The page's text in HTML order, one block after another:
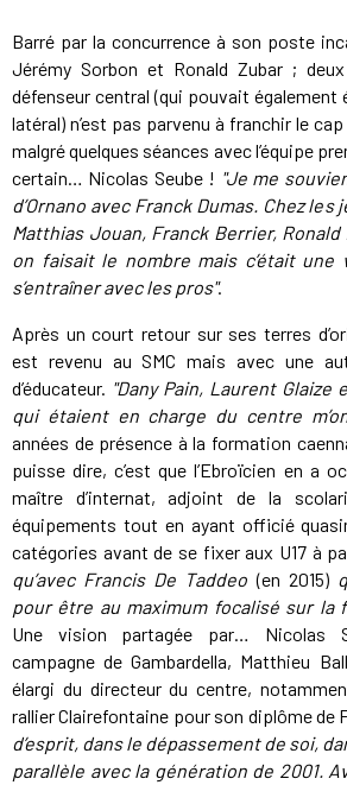
Barré par la concurrence à son poste
Jérémy Sorbon et Ronald Zubar ;
défenseur central (qui pouvait également
latéral) n’est pas parvenu à franchir le
malgré quelques séances avec l’équipe
certain… Nicolas Seube ! "Je me
d’Ornano avec Franck Dumas. Chez
Matthias Jouan, Franck Berrier, Ronald
on faisait le nombre mais c’était une
s’entraîner avec les pros".
Après un court retour sur ses terres
est revenu au SMC mais avec une
d’éducateur. "Dany Pain, Laurent Glaize
qui étaient en charge du centre
années de présence à la formation
puisse dire, c’est que l’Ebroïcien en a
maître d’internat, adjoint de la
équipements tout en ayant officié
catégories avant de se fixer aux U17 à
qu’avec Francis De Taddeo(en 2015)
pour être au maximum focalisé sur la
Une vision partagée par… Nicolas
campagne de Gambardella, Matthieu
élargi du directeur du centre,
rallier Clairefontaine pour son diplôme de
d’esprit, dans le dépassement de soi,
parallèle avec la génération de 2001.